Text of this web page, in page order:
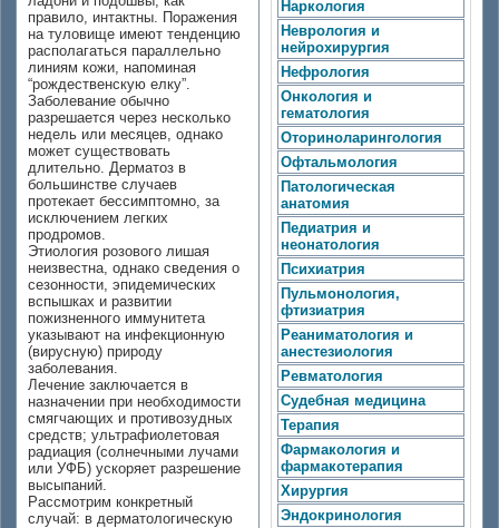
правило, интактны. Поражения
на туловище имеют тенденцию
располагаться параллельно
линиям кожи, напоминая
“рождественскую елку”.
Заболевание обычно
разрешается через несколько
недель или месяцев, однако
может существовать
длительно. Дерматоз в
большинстве случаев
протекает бессимптомно, за
исключением легких
продромов.
Этиология розового лишая
неизвестна, однако сведения о
сезонности, эпидемических
вспышках и развитии
пожизненного иммунитета
указывают на инфекционную
(вирусную) природу
заболевания.
Лечение заключается в
назначении при необходимости
смягчающих и противозудных
средств; ультрафиолетовая
радиация (солнечными лучами
или УФБ) ускоряет разрешение
высыпаний.
Рассмотрим конкретный
случай: в дерматологическую
Наркология
Неврология и
нейрохирургия
Нефрология
Онкология и
гематология
Оториноларингология
Офтальмология
Патологическая
анатомия
Педиатрия и
неонатология
Психиатрия
Пульмонология,
фтизиатрия
Реаниматология и
анестезиология
Ревматология
Судебная медицина
Терапия
Фармакология и
фармакотерапия
Хирургия
Эндокринология